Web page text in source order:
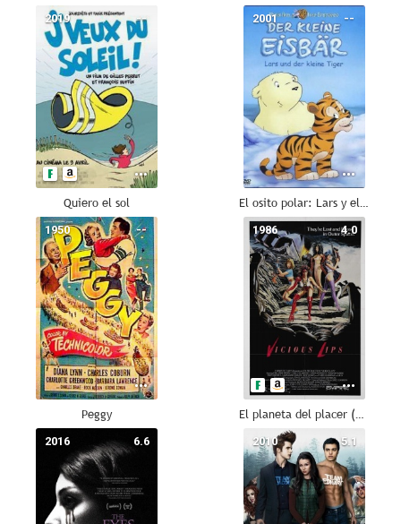
--
2019
Quiero el sol
--
2001
El osito polar: Lars y el pequeño tigre
--
1950
Peggy
4.0
1986
El planeta del placer (Vicious Lips)
6.6
2016 5.1
2010